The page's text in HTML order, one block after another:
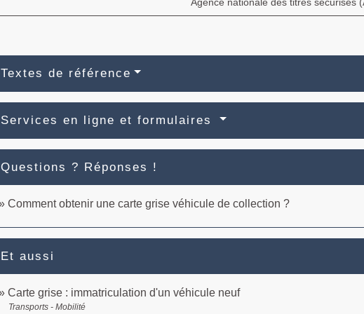
Textes de référence
Services en ligne et formulaires
Questions ? Réponses !
Comment obtenir une carte grise véhicule de collection ?
Et aussi
Carte grise : immatriculation d'un véhicule neuf
Transports - Mobilité